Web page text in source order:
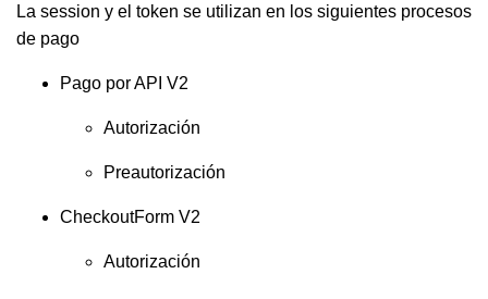
La session y el token se utilizan en los siguientes procesos
de pago
Pago por API V2
Autorización
Preautorización
CheckoutForm V2
Autorización